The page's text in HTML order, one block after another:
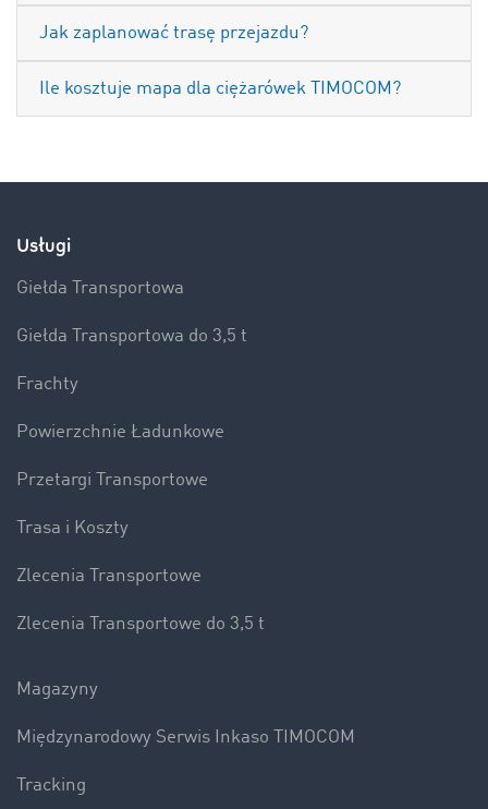
Jak zaplanować trasę przejazdu?
Ile kosztuje mapa dla ciężarówek TIMOCOM?
Usługi
Giełda Transportowa
Giełda Transportowa do 3,5 t
Frachty
Powierzchnie Ładunkowe
Przetargi Transportowe
Trasa i Koszty
Zlecenia Transportowe
Zlecenia Transportowe do 3,5 t
Magazyny
Międzynarodowy Serwis Inkaso TIMOCOM
Tracking